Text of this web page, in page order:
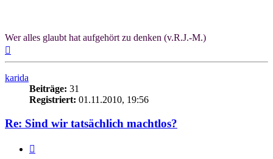
Wer alles glaubt hat aufgehört zu denken (v.R.J.-M.)
oben
karida
Beiträge: 31
Registriert: 01.11.2010, 19:56
Re: Sind wir tatsächlich machtlos?